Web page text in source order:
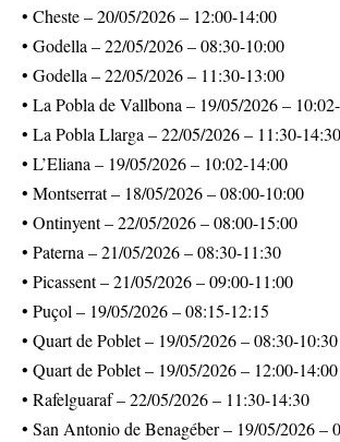
• Cheste – 20/05/2026 – 12:00-14:00
• Godella – 22/05/2026 – 08:30-10:00
• Godella – 22/05/2026 – 11:30-13:00
• La Pobla de Vallbona – 19/05/2026 –
• La Pobla Llarga – 22/05/2026 – 11:30-14:30
• L’Eliana – 19/05/2026 – 10:02-14:00
• Montserrat – 18/05/2026 – 08:00-10:00
• Ontinyent – 22/05/2026 – 08:00-15:00
• Paterna – 21/05/2026 – 08:30-11:30
• Picassent – 21/05/2026 – 09:00-11:00
• Puçol – 19/05/2026 – 08:15-12:15
• Quart de Poblet – 19/05/2026 – 08:30-10:30
• Quart de Poblet – 19/05/2026 – 12:00-14:00
• Rafelguaraf – 22/05/2026 – 11:30-14:30
• San Antonio de Benagéber – 19/05/2026 –